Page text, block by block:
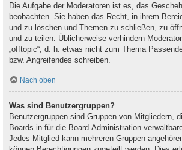
Die Aufgabe der Moderatoren ist es, das
beobachten. Sie haben das Recht, in ihrem
und zu löschen und Themen zu schließen, zu
und zu teilen. Üblicherweise verhindern
„offtopic“, d. h. etwas nicht zum Thema
bzw. Angreifendes schreiben.
Nach oben
Was sind Benutzergruppen?
Benutzergruppen sind Gruppen von Mitgliedern,
Boards in für die Board-Administration
Jedes Mitglied kann mehreren Gruppen